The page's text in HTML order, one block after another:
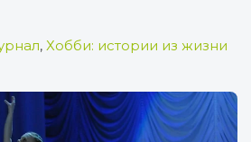
, Хобби: истории из жизни